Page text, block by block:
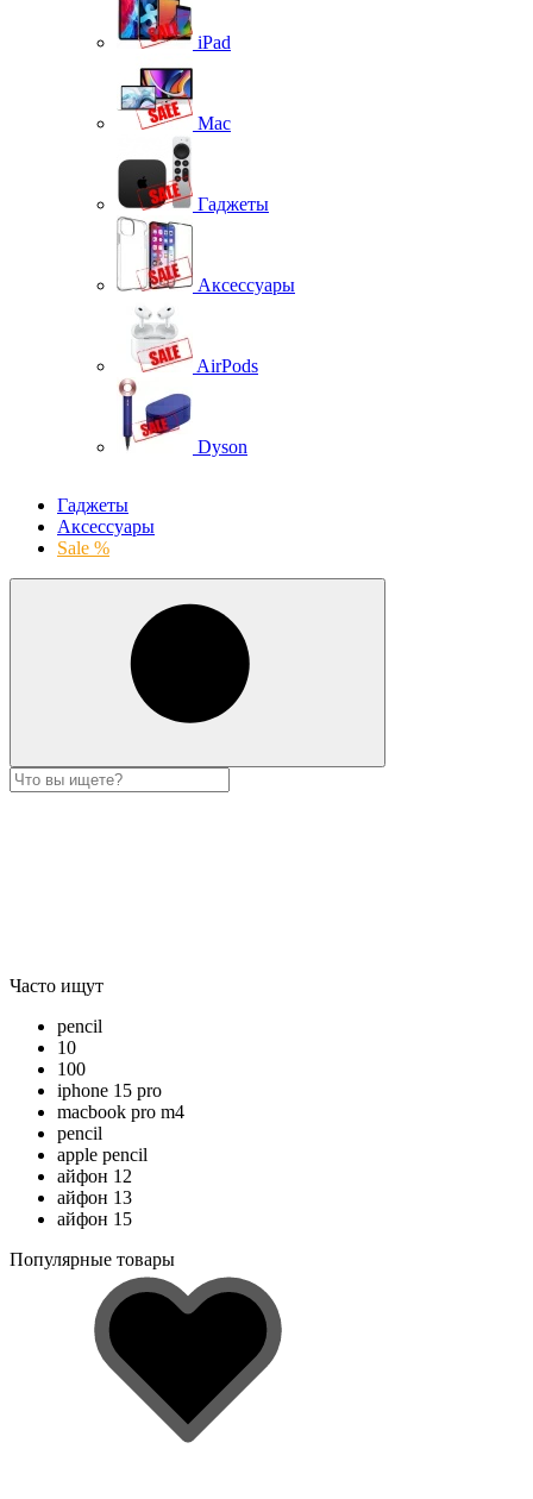
iPad
Mac
Гаджеты
Аксессуары
AirPods
Dyson
Гаджеты
Аксессуары
Sale %
Часто ищут
pencil
10
100
iphone 15 pro
macbook pro m4
pencil
apple pencil
айфон 12
айфон 13
айфон 15
Популярные товары